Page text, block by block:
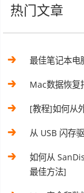
热门文章
最佳笔记本电
Mac数据恢复
[教程]如何从
从 USB 闪存
如何从
最佳方法]